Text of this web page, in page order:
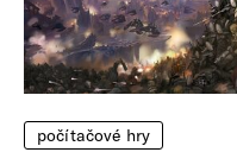
počítačové hry